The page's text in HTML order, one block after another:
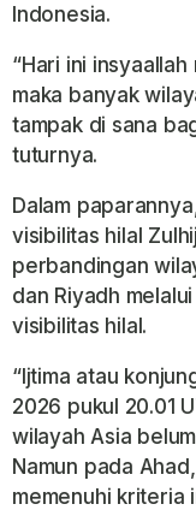
Indonesia.
“Hari ini
maka banyak
tampak di sana
tuturnya.
Dalam
visibilitas hilal
perbandingan
dan Riyadh
visibilitas hilal.
“Ijtima atau
2026 pukul 20.01
wilayah Asia
Namun pada
memenuhi kriteria